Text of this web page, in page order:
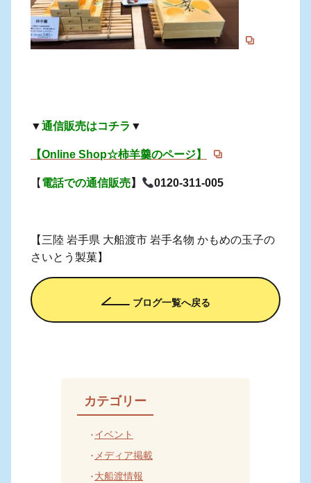
▼通信販売はコチラ ▼
【Online Shop☆柿羊羹のページ】
【 電話での通信販売】 0120-311-005
【三陸 岩手県 大船渡市 岩手名物 かもめの玉子の
さいとう製菓】
ブログ一覧へ戻る
カテゴリー
イベント
メディア掲載
大船渡情報